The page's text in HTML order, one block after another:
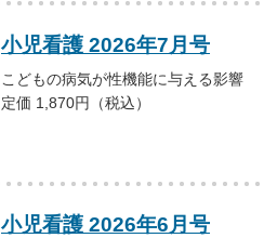
小児看護 2026年7月号
こどもの病気が性機能に与える影響
定価 1,870円（税込）
小児看護 2026年6月号